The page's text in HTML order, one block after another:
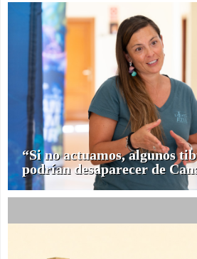
“Si no actuamos, algunos
podrían desaparecer de